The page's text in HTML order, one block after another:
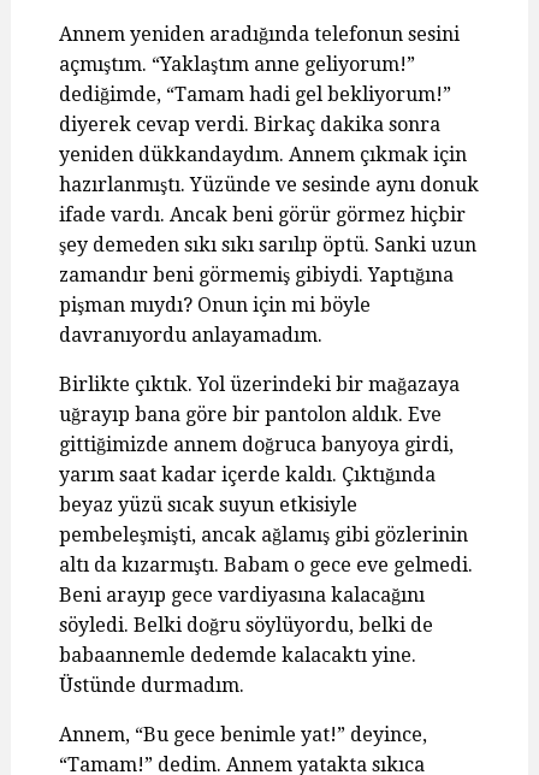
Annem yeniden aradığında telefonun sesini
açmıştım. “Yaklaştım anne geliyorum!”
dediğimde, “Tamam hadi gel bekliyorum!”
diyerek cevap verdi. Birkaç dakika sonra
yeniden dükkandaydım. Annem çıkmak için
hazırlanmıştı. Yüzünde ve sesinde aynı donuk
ifade vardı. Ancak beni görür görmez hiçbir
şey demeden sıkı sıkı sarılıp öptü. Sanki uzun
zamandır beni görmemiş gibiydi. Yaptığına
pişman mıydı? Onun için mi böyle
davranıyordu anlayamadım.
Birlikte çıktık. Yol üzerindeki bir mağazaya
uğrayıp bana göre bir pantolon aldık. Eve
gittiğimizde annem doğruca banyoya girdi,
yarım saat kadar içerde kaldı. Çıktığında
beyaz yüzü sıcak suyun etkisiyle
pembeleşmişti, ancak ağlamış gibi gözlerinin
altı da kızarmıştı. Babam o gece eve gelmedi.
Beni arayıp gece vardiyasına kalacağını
söyledi. Belki doğru söylüyordu, belki de
babaannemle dedemde kalacaktı yine.
Üstünde durmadım.
Annem, “Bu gece benimle yat!” deyince,
“Tamam!” dedim. Annem yatakta sıkıca